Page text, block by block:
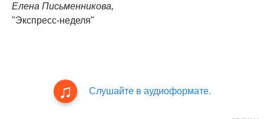
Елена Письменникова,
"Экспресс-неделя"
Слушайте в аудиоформате.